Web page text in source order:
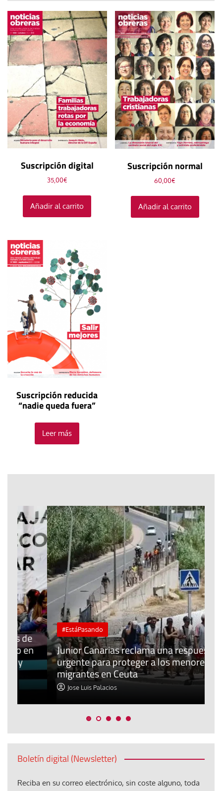
Suscripción digital
35,00€
Añadir al carrito
Suscripción normal
60,00€
Añadir al carrito
Suscripción reducida
“nadie queda fuera”
Leer más
#EstáPasando
Junior Canarias reclama una respuesta
urgente para proteger a los menores
migrantes en Ceuta
Jose Luis Palacios
Boletín digital (Newsletter)
Reciba en su correo electrónico, sin coste alguno, toda